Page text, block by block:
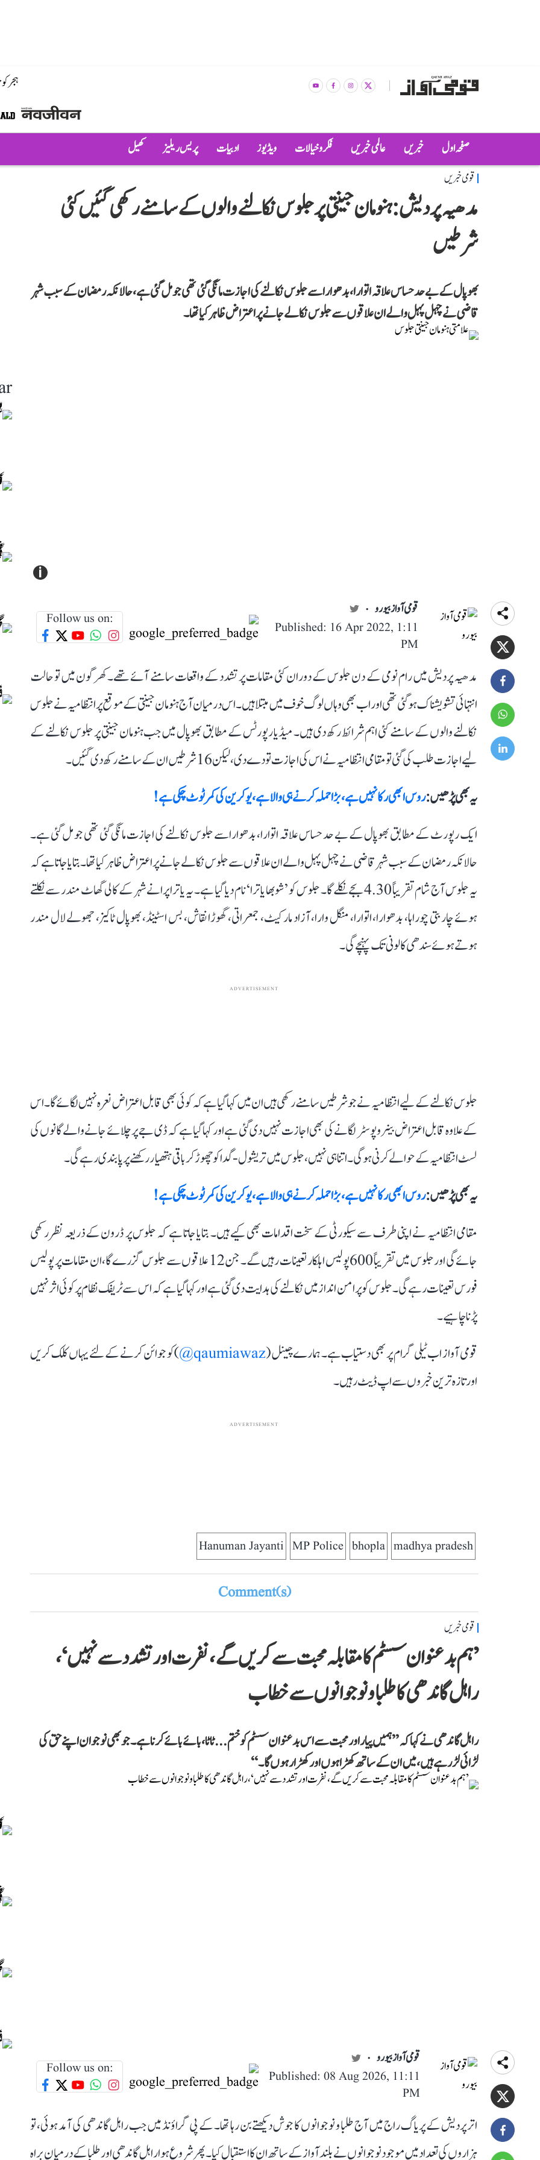
ہجر
صفحہ اول خبریں عالمی خبریں فکر و خیالات ویڈیوز ادبیات پریس ریلیز کھیل
قومی خبریں
مدھیہ پردیش: ہنومان جینتی پر جلوس نکالنے والوں کے سامنے رکھی گئیں کئی
شرطیں
بھوپال کے بے حد حساس علاقہ اتوارا، بدھوارا سے جلوس نکالنے کی اجازت مانگی گئی تھی جو مل گئی ہے، حالانکہ رمضان کے سبب شہر
قاضی نے چہل پہل والے ان علاقوں سے جلوس نکالے جانے پر اعتراض ظاہر کیا تھا۔
i
قومی آواز بیورو
Published: 16 Apr 2022, 1:11
PM
Follow us on:
مدھیہ پردیش میں رام نومی کے دن جلوس کے دوران کئی مقامات پر تشدد کے واقعات سامنے آئے تھے۔ کھرگون میں تو حالت
انتہائی تشویشناک ہو گئی تھی اور اب بھی وہاں لوگ خوف میں مبتلا ہیں۔ اس درمیان آج ہنومان جینتی کے موقع پر انتظامیہ نے جلوس
نکالنے والوں کے سامنے کئی اہم شرائط رکھ دی ہیں۔ میڈیا رپورٹس کے مطابق بھوپال میں جب ہنومان جینتی پر جلوس نکالنے کے
لیے اجازت طلب کی گئی تو مقامی انتظامیہ نے اس کی اجازت تو دے دی، لیکن 16 شرطیں ان کے سامنے رکھ دی گئیں۔
یہ بھی پڑھیں :روس ابھی رکا نہیں ہے، بڑا حملہ کرنے ہی والا ہے، یوکرین کی کمر ٹوٹ چکی ہے!
ایک رپورٹ کے مطابق بھوپال کے بے حد حساس علاقہ اتوارا، بدھوارا سے جلوس نکالنے کی اجازت مانگی گئی تھی جو مل گئی ہے۔
حالانکہ رمضان کے سبب شہر قاضی نے چہل پہل والے ان علاقوں سے جلوس نکالے جانے پر اعتراض ظاہر کیا تھا۔ بتایا جاتا ہے کہ
یہ جلوس آج شام تقریباً 4.30 بجے نکلے گا۔ جلوس کو ’شوبھا یاترا‘ نام دیا گیا ہے۔ یہ یاترا پرانے شہر کے کالی گھاٹ مندر سے نکلتے
ہوئے چار بتی چوراہا، بدھوارا، اتوارا، منگل وارا، آزاد مارکیٹ، جمعراتی، گھوڑا نقاش، بس اسٹینڈ، بھوپال ٹاکیز، جھولے لال مندر
ہوتے ہوئے سندھی کالونی تک پہنچے گی۔
ADVERTISEMENT
جلوس نکالنے کے لیے انتظامیہ نے جو شرطیں سامنے رکھی ہیں ان میں کہا گیا ہے کہ کوئی بھی قابل اعتراض نعرہ نہیں لگائے گا۔ اس
کے علاوہ قابل اعتراض بینر و پوسٹر لگانے کی بھی اجازت نہیں دی گئی ہے اور کہا گیا ہے کہ ڈی جے پر چلائے جانے والے گانوں کی
لسٹ انتظامیہ کے حوالے کرنی ہوگی۔ اتنا ہی نہیں، جلوس میں تریشول-گدا کو چھوڑ کر باقی ہتھیار رکھنے پر پابندی رہے گی۔
یہ بھی پڑھیں :روس ابھی رکا نہیں ہے، بڑا حملہ کرنے ہی والا ہے، یوکرین کی کمر ٹوٹ چکی ہے!
مقامی انتظامیہ نے اپنی طرف سے سیکورٹی کے سخت اقدامات بھی کیے ہیں۔ بتایا جاتا ہے کہ جلوس پر ڈرون کے ذریعہ نظر رکھی
جائے گی اور جلوس میں تقریباً 600 پولیس اہلکار تعینات رہیں گے۔ جن 12 علاقوں سے جلوس گزرے گا، ان مقامات پر پولیس
فورس تعینات رہے گی۔ جلوس کو پرامن انداز میں نکالنے کی ہدایت دی گئی ہے اور کہا گیا ہے کہ اس سے ٹریفک نظام پر کوئی اثر نہیں
پڑنا چاہیے۔
قومی آواز اب ٹیلی گرام پر بھی دستیاب ہے۔ ہمارے چینل (qaumiawaz@
) کو جوائن کرنے کے لئے یہاں کلک کریں
اور تازہ ترین خبروں سے اپ ڈیٹ رہیں۔
ADVERTISEMENT
madhya pradesh
bhopla
MP Police
Hanuman Jayanti
Comment(s)
قومی خبریں
’ہم بدعنوان سسٹم کا مقابلہ محبت سے کریں گے، نفرت اور تشدد سے نہیں‘،
راہل گاندھی کا طلبا و نوجوانوں سے خطاب
راہل گاندھی نے کہا کہ ’’ہمیں پیار اور محبت سے اس بدعنوان سسٹم کو ختم... ٹاٹا، بائے بائے کرنا ہے۔ جو بھی نوجوان اپنے حق کی
لڑائی لڑ رہے ہیں، میں ان کے ساتھ کھڑا ہوں اور کھڑا رہوں گا۔‘‘
قومی آواز بیورو
Published: 08 Aug 2026, 11:11
PM
Follow us on:
اتر پردیش کے پریاگ راج میں آج طلبا و نوجوانوں کا جوش دیکھتے بن رہا تھا۔ کے پی گراؤنڈ میں جب راہل گاندھی کی آمد ہوئی، تو
ہزاروں کی تعداد میں موجود نوجوانوں نے بلند آواز کے ساتھ ان کا استقبال کیا۔ پھر شروع ہوا راہل گاندھی اور طلبا کے درمیان براہ